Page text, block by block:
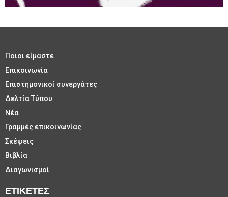
Ποιοι είμαστε
Επικοινωνία
Επιστημονικοί συνεργάτες
Δελτία Τύπου
Νέα
Γραμμές επικοινωνίας
Σκέψεις
Βιβλία
Διαγωνισμοί
ΕΤΙΚΈΤΕΣ